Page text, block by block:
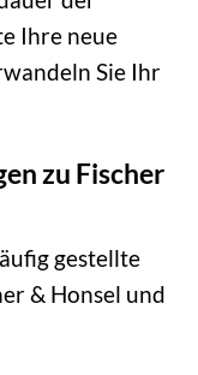
Ihre neue
Sie Ihr
zu Fischer
gestellte
& Honsel und